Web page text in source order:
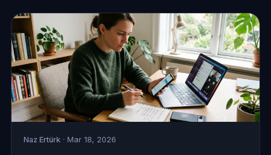
Naz Ertürk· Mar 18, 2026